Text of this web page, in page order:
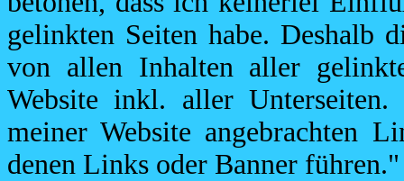
gelinkten Seiten habe. Deshalb
von allen Inhalten aller
Website inkl. aller
meiner Website angebrachten
denen Links oder Banner führen."